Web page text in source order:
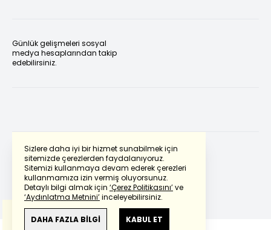
Sizlere daha iyi bir hizmet sunabilmek için
sitemizde çerezlerden faydalanıyoruz.
Sitemizi kullanmaya devam ederek çerezleri
kullanmamıza izin vermiş oluyorsunuz.
Detaylı bilgi almak için ‘Çerez Politikasını’ve
‘Aydınlatma Metnini’inceleyebilirsiniz.
DAHA FAZLA BİLGİ KABUL ET
Günlük gelişmeleri sosyal
medya hesaplarından takip
edebilirsiniz.
Powered by Translate
Bu çevirideGoogle Transletekullanılmıştır.
Anlam ve çeviri hatalarından
haberturk.com